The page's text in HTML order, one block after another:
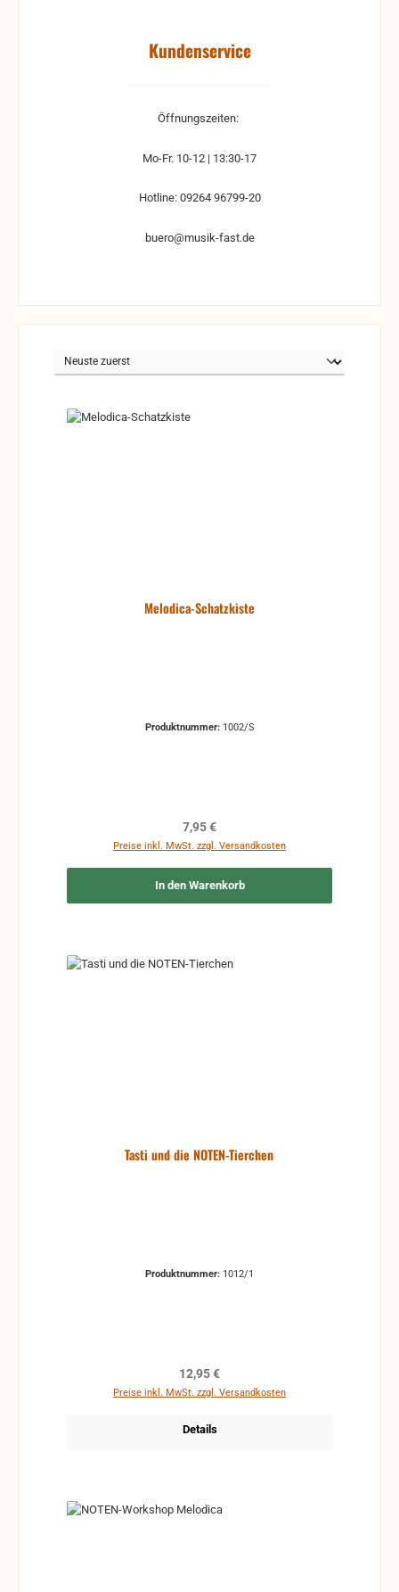
Kundenservice
Öffnungszeiten:
Mo-Fr. 10-12 | 13:30-17
Hotline: 09264 96799-20
buero@musik-fast.de
Melodica-Schatzkiste
Produktnummer: 1002/S
Regulärer Preis:
7,95 €
Preise inkl. MwSt. zzgl. Versandkosten
In den Warenkorb
Tasti und die NOTEN-Tierchen
Produktnummer: 1012/1
Regulärer Preis:
12,95 €
Preise inkl. MwSt. zzgl. Versandkosten
Details